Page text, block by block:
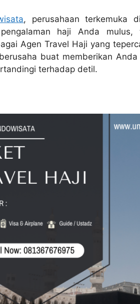
, perusahaan terkemuka
haji Anda mulus,
Agen Travel Haji yang
buat memberikan
terhadap detil.